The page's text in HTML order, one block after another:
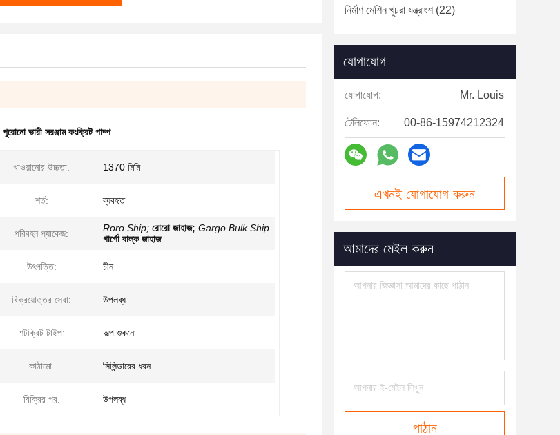
পুরোনো ভারী সরঞ্জাম কংক্রিট পাম্প
খাওয়ানোর উচ্চতা: 1370 মিমি
শর্ত: ব্যবহৃত
পরিবহন প্যাকেজ: Roro Ship; রোরো জাহাজ; Gargo Bulk Ship
গার্গো বাল্ক জাহাজ
উৎপত্তি: চীন
বিক্রয়োত্তর সেবা: উপলব্ধ
শটক্রিট টাইপ: অল্প শুকনো
কাঠামো: সিলিন্ডারের ধরন
বিক্রির পর: উপলব্ধ
নির্মাণ মেশিন খুচরা যন্ত্রাংশ(22)
যোগাযোগ
যোগাযোগ: Mr. Louis
টেলিফোন: 00-86-15974212324
এখনই যোগাযোগ করুন
আমাদের মেইল করুন
পাঠান